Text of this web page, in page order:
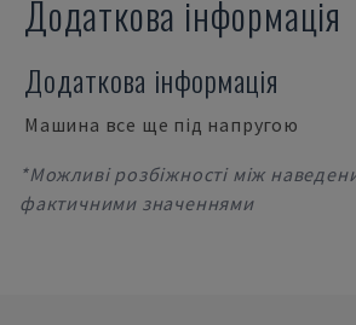
Додаткова інформація
Додаткова інформація
Машина все ще під напругою
*Можливі розбіжності між
фактичними значеннями